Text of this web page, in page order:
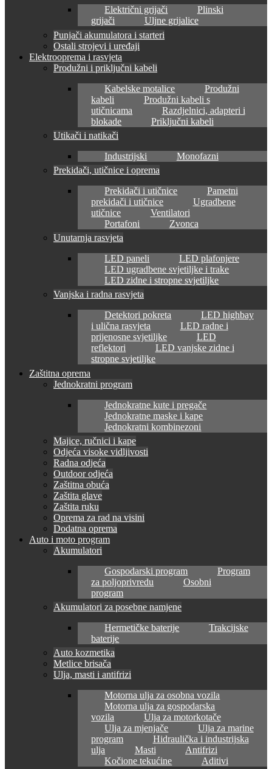
Električni grijači
Plinski
grijači
Uljne grijalice
Punjači akumulatora i starteri
Ostali strojevi i uređaji
Elektrooprema i rasvjeta
Produžni i priključni kabeli
Kabelske motalice
Produžni
kabeli
Produžni kabeli s
utičnicama
Razdjelnici, adapteri i
blokade
Priključni kabeli
Utikači i natikači
Industrijski
Monofazni
Prekidači, utičnice i oprema
Prekidači i utičnice
Pametni
prekidači i utičnice
Ugradbene
utičnice
Ventilatori
Portafoni
Zvonca
Unutarnja rasvjeta
LED paneli
LED plafonjere
LED ugradbene svjetiljke i trake
LED zidne i stropne svjetiljke
Vanjska i radna rasvjeta
Detektori pokreta
LED highbay
i ulična rasvjeta
LED radne i
prijenosne svjetiljke
LED
reflektori
LED vanjske zidne i
stropne svjetiljke
Zaštitna oprema
Jednokratni program
Jednokratne kute i pregače
Jednokratne maske i kape
Jednokratni kombinezoni
Majice, ručnici i kape
Odjeća visoke vidljivosti
Radna odjeća
Outdoor odjeća
Zaštitna obuća
Zaštita glave
Zaštita ruku
Oprema za rad na visini
Dodatna oprema
Auto i moto program
Akumulatori
Gospodarski program
Program
za poljoprivredu
Osobni
program
Akumulatori za posebne namjene
Hermetičke baterije
Trakcijske
baterije
Auto kozmetika
Metlice brisača
Ulja, masti i antifrizi
Motorna ulja za osobna vozila
Motorna ulja za gospodarska
vozila
Ulja za motorkotače
Ulja za mjenjače
Ulja za marine
program
Hidraulička i industrijska
ulja
Masti
Antifrizi
Kočione tekućine
Aditivi